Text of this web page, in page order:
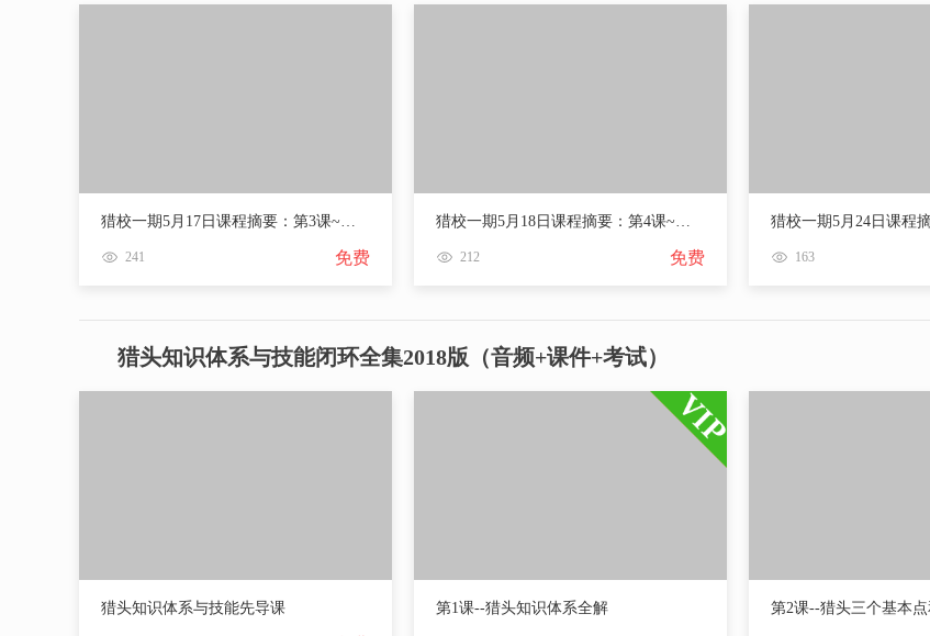
241 免费 212 免费 163
猎头知识体系与技能闭环全集2018版（音频+课件+考试）
猎头知识体系与技能先导课 第1课--猎头知识体系全解 第2课--猎头三个基本